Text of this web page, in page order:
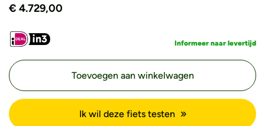
Informeer naar levertijd
€ 4.729,00
Toevoegen aan winkelwagen
Ik wil deze fiets testen